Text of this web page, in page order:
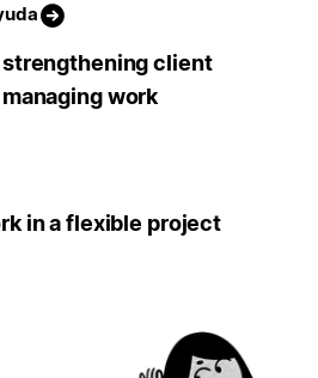
strengthening client
work
in a flexible project